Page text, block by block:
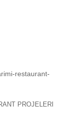
restaurant-
PROJELERI